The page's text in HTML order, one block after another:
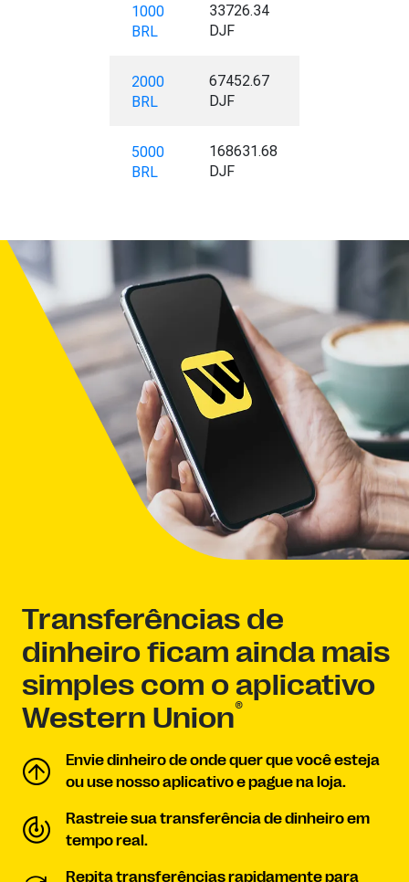
1000
BRL
33726.34
DJF
2000
BRL
67452.67
DJF
5000
BRL
168631.68
DJF
Transferências de
dinheiro ficam ainda mais
simples com o aplicativo
Western Union®
Envie dinheiro de onde quer que você esteja
ou use nosso aplicativo e pague na loja.
Rastreie sua transferência de dinheiro em
tempo real.
Repita transferências rapidamente para